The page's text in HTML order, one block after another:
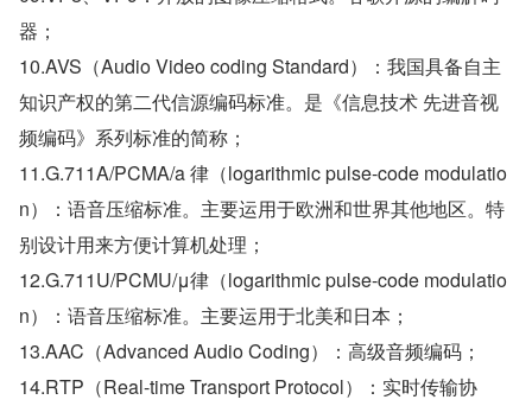
器；
10.AVS（Audio Video coding Standard）：我国具备自主
知识产权的第二代信源编码标准。是《信息技术 先进音视
频编码》系列标准的简称；
11.G.711A/PCMA/a 律（logarithmic pulse-code modulatio
n）：语音压缩标准。主要运用于欧洲和世界其他地区。特
别设计用来方便计算机处理；
12.G.711U/PCMU/μ律（logarithmic pulse-code modulatio
n）：语音压缩标准。主要运用于北美和日本；
13.AAC（Advanced Audio Coding）：高级音频编码；
14.RTP（Real-time Transport Protocol）：实时传输协